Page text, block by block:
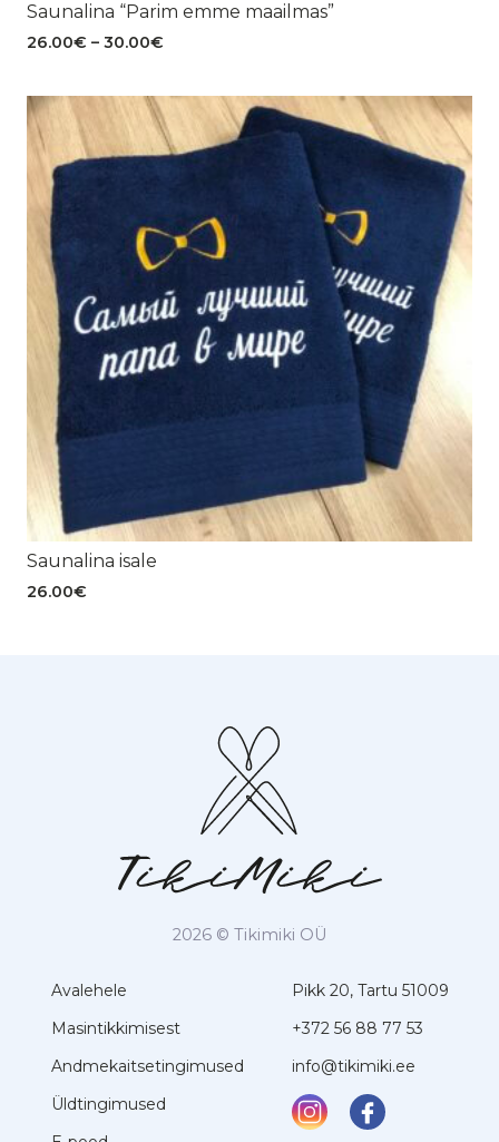
Saunalina “Parim emme maailmas”
26.00€ – 30.00€
30.00€
Saunalina isale
26.00€
2026 © Tikimiki OÜ
Avalehele
Masintikkimisest
Andmekaitsetingimused
Üldtingimused
Pikk 20, Tartu 51009
+372 56 88 77 53
info@tikimiki.ee